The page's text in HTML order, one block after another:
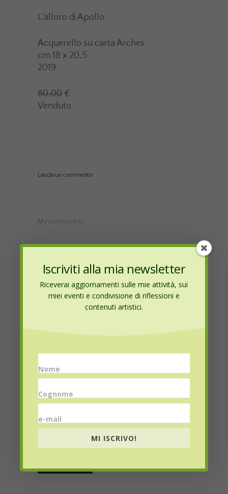
L’alloro di Apollo.
Acquerello su carta Arches.
cm 18 x 20,5
2019
80,00 €
Venduto
Lascia un commento
My comment is..
Email*
Website
Iscriviti alla mia newsletter
Riceverai aggiornamenti sulle mie attività, sui
miei eventi e condivisione di riflessioni e
contenuti artistici.
Nome
Cognome
e-mail
MI ISCRIVO!